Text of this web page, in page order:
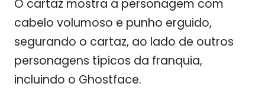
O cartaz mostra a personagem com
cabelo volumoso e punho erguido,
segurando o cartaz, ao lado de outros
personagens típicos da franquia,
incluindo o Ghostface.